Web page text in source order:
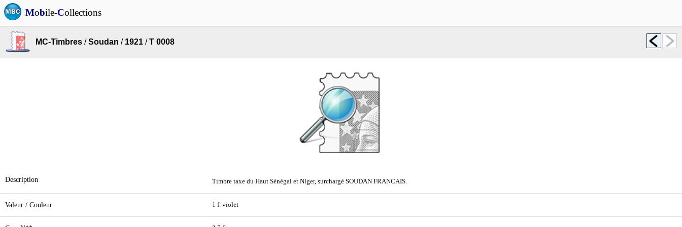
Mobile-Collections
MC-Timbres /Soudan / 1921 /T 0008
Description Timbre taxe du Haut Sénégal et Niger, surchargé SOUDAN FRANCAIS.
Valeur / Couleur 1 f. violet